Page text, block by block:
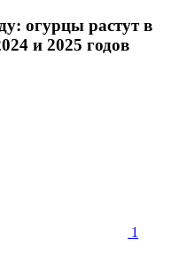
огурцы растут в
и 2025 годов
1